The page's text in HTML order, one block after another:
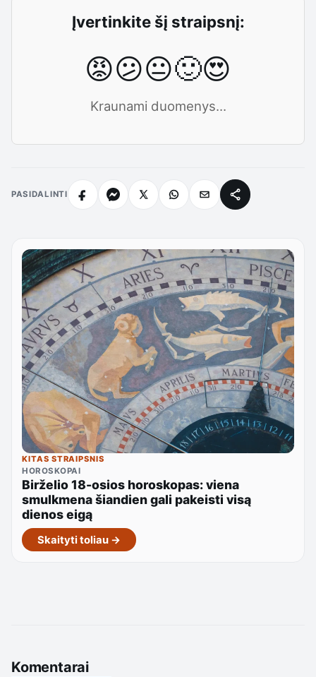
Įvertinkite šį straipsnį:
😡😕😐🙂😍
Kraunami duomenys...
PASIDALINTI
KITAS STRAIPSNIS
HOROSKOPAI
Birželio 18-osios horoskopas: viena
smulkmena šiandien gali pakeisti visą
dienos eigą
Skaityti toliau →
Komentarai